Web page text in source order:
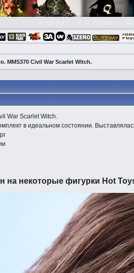
MMS370 Civil War Scarlet Witch.
War Scarlet Witch.
в идеальном состоянии.
на некоторые фигурки Hot